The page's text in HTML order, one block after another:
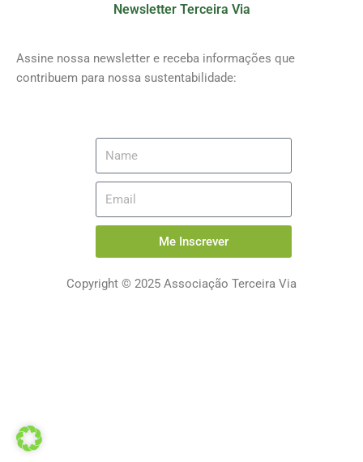
Newsletter Terceira Via
Assine nossa newsletter e receba informações que
contribuem para nossa sustentabilidade:
Me Inscrever
Copyright © 2025 Associação Terceira Via